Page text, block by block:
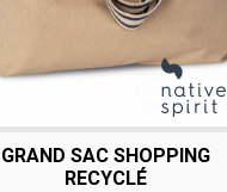
GRAND SAC SHOPPING
RECYCLÉ